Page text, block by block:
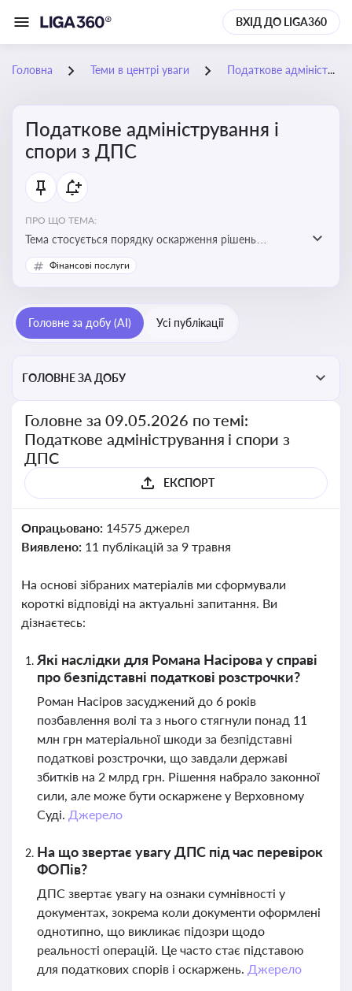
ВХІД ДО LIGA360
Головна Теми в центрі уваги Податкове адміністрування і спори з ДПС
Податкове адміністрування і
спори з ДПС
ПРО ЩО ТЕМА:
Тема стосується порядку оскарження рішень
податкових органів, що виникають внаслідок
податкових перевірок, та механізмів захисту прав
Фінансові послуги
Головне за добу (AI) Усі публікації
ГОЛОВНЕ ЗА ДОБУ
Головне за 09.05.2026 по темі:
Податкове адміністрування і спори з
ДПС
ЕКСПОРТ
Опрацьовано: 14575 джерел
Виявлено: 11 публікацій за 9 травня
На основі зібраних матеріалів ми сформували
короткі відповіді на актуальні запитання. Ви
дізнаєтесь:
Які наслідки для Романа Насірова у справі
про безпідставні податкові розстрочки?
Роман Насіров засуджений до 6 років
позбавлення волі та з нього стягнули понад 11
млн грн матеріальної шкоди за безпідставні
податкові розстрочки, що завдали державі
збитків на 2 млрд грн. Рішення набрало законної
сили, але може бути оскаржене у Верховному
Суді. Джерело
На що звертає увагу ДПС під час перевірок
ФОПів?
ДПС звертає увагу на ознаки сумнівності у
документах, зокрема коли документи оформлені
однотипно, що викликає підозри щодо
реальності операцій. Це часто стає підставою
для податкових спорів і оскаржень. Джерело